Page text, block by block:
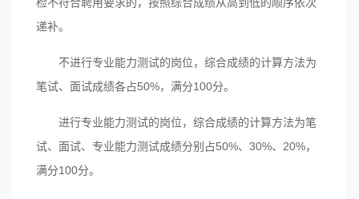
递补。
不进行专业能力测试的岗位，综合成绩的计算方法为
笔试、面试成绩各占50%，满分100分。
进行专业能力测试的岗位，综合成绩的计算方法为笔
试、面试、专业能力测试成绩分别占50%、30%、20%，
满分100分。